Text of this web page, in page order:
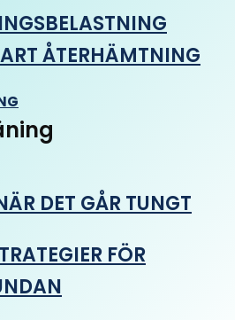
ÅTERHÄMTNING
DET GÅR TUNGT
FÖR